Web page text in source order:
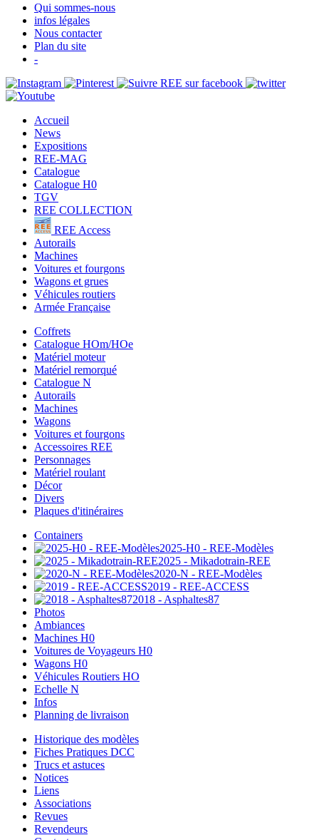
Qui sommes-nous
infos légales
Nous contacter
Plan du site
-
Accueil
News
Expositions
REE-MAG
Catalogue
Catalogue H0
TGV
REE COLLECTION
REE Access
Autorails
Machines
Voitures et fourgons
Wagons et grues
Véhicules routiers
Armée Française
Coffrets
Catalogue HOm/HOe
Matériel moteur
Matériel remorqué
Catalogue N
Autorails
Machines
Wagons
Voitures et fourgons
Accessoires REE
Personnages
Matériel roulant
Décor
Divers
Plaques d'itinéraires
Containers
2025-H0 - REE-Modèles
2025 - Mikadotrain-REE
2020-N - REE-Modèles
2019 - REE-ACCESS
2018 - Asphaltes87
Photos
Ambiances
Machines H0
Voitures de Voyageurs H0
Wagons H0
Véhicules Routiers HO
Echelle N
Infos
Planning de livraison
Historique des modèles
Fiches Pratiques DCC
Trucs et astuces
Notices
Liens
Associations
Revues
Revendeurs